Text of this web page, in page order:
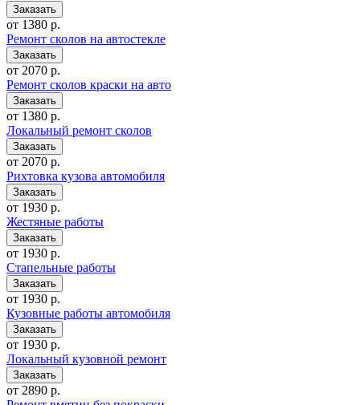
от 1380 р.
Ремонт сколов на автостекле
от 2070 р.
Ремонт сколов краски на авто
от 1380 р.
Локальный ремонт сколов
от 2070 р.
Рихтовка кузова автомобиля
от 1930 р.
Жестяные работы
от 1930 р.
Стапельные работы
от 1930 р.
Кузовные работы автомобиля
от 1930 р.
Локальный кузовной ремонт
от 2890 р.